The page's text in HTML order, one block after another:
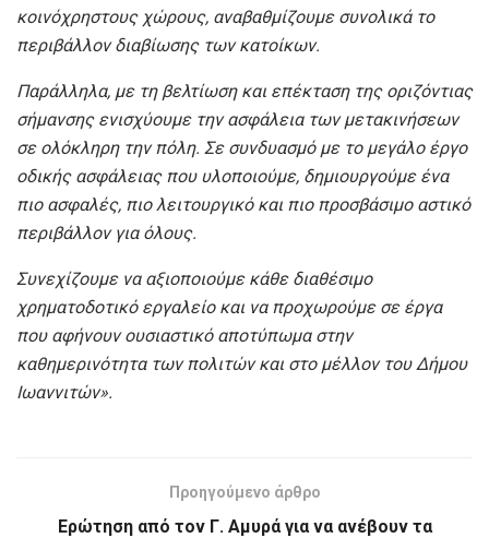
κοινόχρηστους χώρους, αναβαθμίζουμε συνολικά το
περιβάλλον διαβίωσης των κατοίκων.
Παράλληλα, με τη βελτίωση και επέκταση της οριζόντιας
σήμανσης ενισχύουμε την ασφάλεια των μετακινήσεων
σε ολόκληρη την πόλη. Σε συνδυασμό με το μεγάλο έργο
οδικής ασφάλειας που υλοποιούμε, δημιουργούμε ένα
πιο ασφαλές, πιο λειτουργικό και πιο προσβάσιμο αστικό
περιβάλλον για όλους.
Συνεχίζουμε να αξιοποιούμε κάθε διαθέσιμο
χρηματοδοτικό εργαλείο και να προχωρούμε σε έργα
που αφήνουν ουσιαστικό αποτύπωμα στην
καθημερινότητα των πολιτών και στο μέλλον του Δήμου
Ιωαννιτών».
Προηγούμενο άρθρο
Ερώτηση από τον Γ. Αμυρά για να ανέβουν τα